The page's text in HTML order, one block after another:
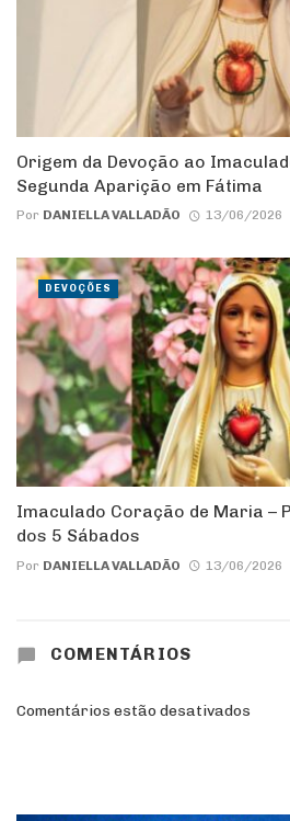
Origem da Devoção ao
Segunda Aparição em Fátima
Por DANIELLA VALLADÃO 13/06/2026
Imaculado Coração de Maria –
dos 5 Sábados
Por DANIELLA VALLADÃO 13/06/2026
DEVOÇÕES
COMENTÁRIOS
Comentários estão desativados